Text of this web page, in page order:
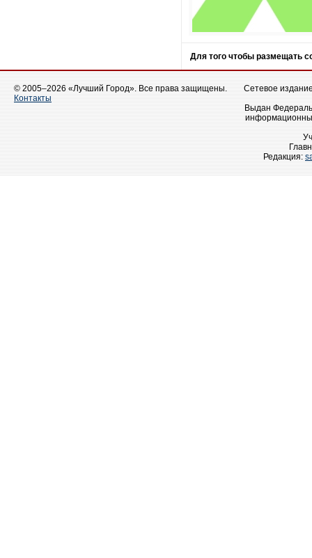
Для того чтобы размещать
© 2005–2026 «Лучший Город». Все права защищены.
Контакты
Сетевое
Выдан
Редакция: